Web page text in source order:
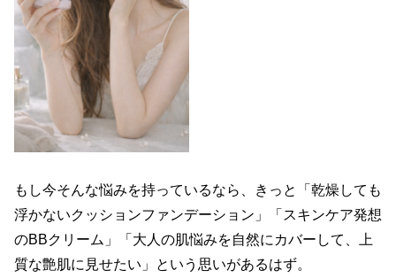
もし今そんな悩みを持っているなら、きっと「乾燥しても
浮かないクッションファンデーション」「スキンケア発想
のBBクリーム」「大人の肌悩みを自然にカバーして、上
質な艶肌に見せたい」という思いがあるはず。